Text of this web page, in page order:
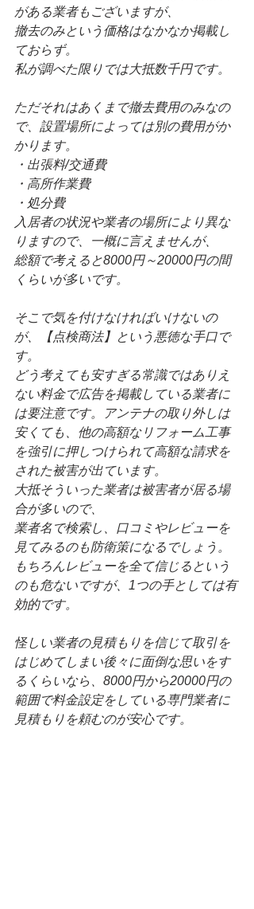
がある業者もございますが、
撤去のみという価格はなかなか掲載し
ておらず。
私が調べた限りでは大抵数千円です。
ただそれはあくまで撤去費用のみなの
で、設置場所によっては別の費用がか
かります。
・出張料/交通費
・高所作業費
・処分費
入居者の状況や業者の場所により異な
りますので、一概に言えませんが、
総額で考えると8000円～20000円の間
くらいが多いです。
そこで気を付けなければいけないの
が、【点検商法】という悪徳な手口で
す。
どう考えても安すぎる常識ではありえ
ない料金で広告を掲載している業者に
は要注意です。アンテナの取り外しは
安くても、他の高額なリフォーム工事
を強引に押しつけられて高額な請求を
された被害が出ています。
大抵そういった業者は被害者が居る場
合が多いので、
業者名で検索し、口コミやレビューを
見てみるのも防衛策になるでしょう。
もちろんレビューを全て信じるという
のも危ないですが、1つの手としては有
効的です。
怪しい業者の見積もりを信じて取引を
はじめてしまい後々に面倒な思いをす
るくらいなら、8000円から20000円の
範囲で料金設定をしている専門業者に
見積もりを頼むのが安心です。